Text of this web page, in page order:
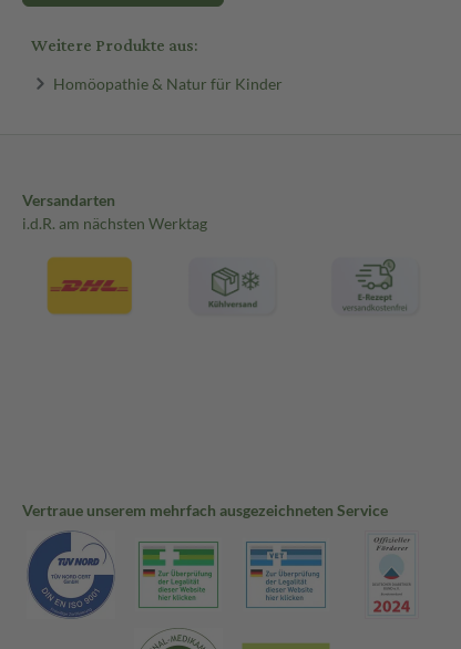
Weitere Produkte aus:
Homöopathie & Natur für Kinder
Versandarten
i.d.R. am nächsten Werktag
Vertraue unserem mehrfach ausgezeichneten Service